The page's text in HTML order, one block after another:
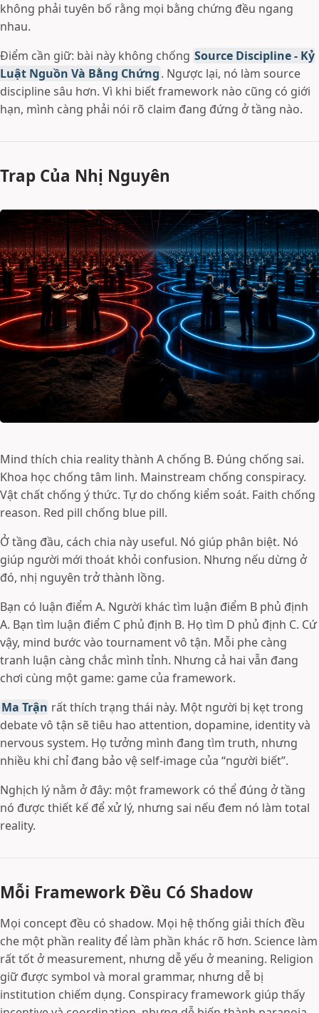
không phải tuyên bố rằng mọi bằng chứng đều ngang
nhau.
Điểm cần giữ: bài này không chống Source Discipline - Kỷ
Luật Nguồn Và Bằng Chứng. Ngược lại, nó làm source
discipline sâu hơn. Vì khi biết framework nào cũng có giới
hạn, mình càng phải nói rõ claim đang đứng ở tầng nào.
Trap Của Nhị Nguyên
Mind thích chia reality thành A chống B. Đúng chống sai.
Khoa học chống tâm linh. Mainstream chống conspiracy.
Vật chất chống ý thức. Tự do chống kiểm soát. Faith chống
reason. Red pill chống blue pill.
Ở tầng đầu, cách chia này useful. Nó giúp phân biệt. Nó
giúp người mới thoát khỏi confusion. Nhưng nếu dừng ở
đó, nhị nguyên trở thành lồng.
Bạn có luận điểm A. Người khác tìm luận điểm B phủ định
A. Bạn tìm luận điểm C phủ định B. Họ tìm D phủ định C. Cứ
vậy, mind bước vào tournament vô tận. Mỗi phe càng
tranh luận càng chắc mình tỉnh. Nhưng cả hai vẫn đang
chơi cùng một game: game của framework.
Ma Trận rất thích trạng thái này. Một người bị kẹt trong
debate vô tận sẽ tiêu hao attention, dopamine, identity và
nervous system. Họ tưởng mình đang tìm truth, nhưng
nhiều khi chỉ đang bảo vệ self-image của “người biết”.
Nghịch lý nằm ở đây: một framework có thể đúng ở tầng
nó được thiết kế để xử lý, nhưng sai nếu đem nó làm total
reality.
Mỗi Framework Đều Có Shadow
Mọi concept đều có shadow. Mọi hệ thống giải thích đều
che một phần reality để làm phần khác rõ hơn. Science làm
rất tốt ở measurement, nhưng dễ yếu ở meaning. Religion
giữ được symbol và moral grammar, nhưng dễ bị
institution chiếm dụng. Conspiracy framework giúp thấy